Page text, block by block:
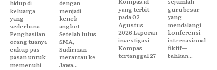
hidup di
keluarga
yang
sederhana.
Penghasilan
orang tuanya
cukup pas-
pasan untuk
memenuhi
dengan
menjadi
kenek
angkot.
Setelah lulus
SMA,
Sudirman
merantau ke
Jawa...
yang terbit
pada 02
Agustus
2026 Laporan
investigasi
Kompas
tertanggal 27
guru besar
yang
mendalangi
konferensi
internasional
fiktif—
bahkan...